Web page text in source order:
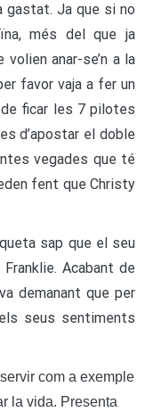
gastat. Ja que si no
més del que ja
anar-se’n a la
favor vaja a fer un
de ficar les 7 pilotes
d’apostar el doble
vegades que té
fent que Christy
sap que el seu
Acabant de
demanant que per
seus sentiments
com a exemple
la vida. Presenta